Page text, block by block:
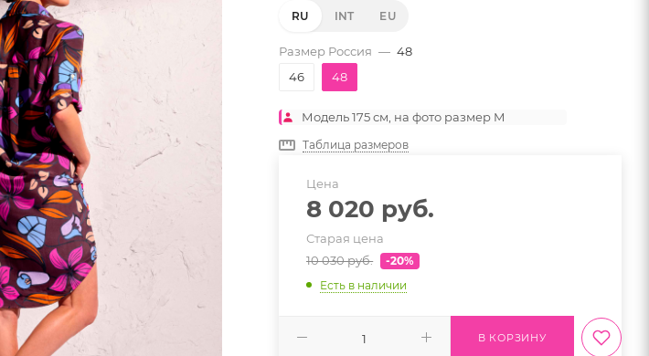
RU INT EU
Размер Россия — 48
46
48
Модель 175 см, на фото размер M
Таблица размеров
Цена
8 020 руб.
Старая цена
10 030руб.
-20%
Есть в наличии
В КОРЗИНУ